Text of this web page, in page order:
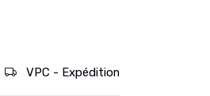
VPC - Expédition